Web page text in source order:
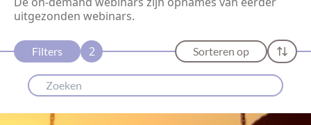
uitgezonden webinars.
Filters 2 Sorteren op